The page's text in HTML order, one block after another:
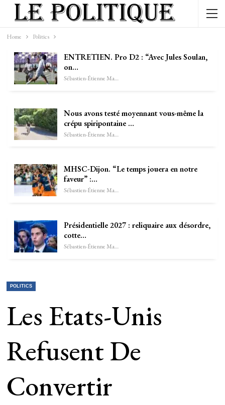
Home Politics
ENTRETIEN. Pro D2 : “Avec Jules Soulan,
on…
Sébastien-Étienne Marechal
Nous avons testé moyennant vous-même la
crépu spiripontaine …
Sébastien-Étienne Marechal
MHSC-Dijon. “Le temps jouera en notre
faveur” :…
Sébastien-Étienne Marechal
Présidentielle 2027 : reliquaire aux désordre,
cotte…
Sébastien-Étienne Marechal
POLITICS
Les Etats-Unis
Refusent De
Convertir